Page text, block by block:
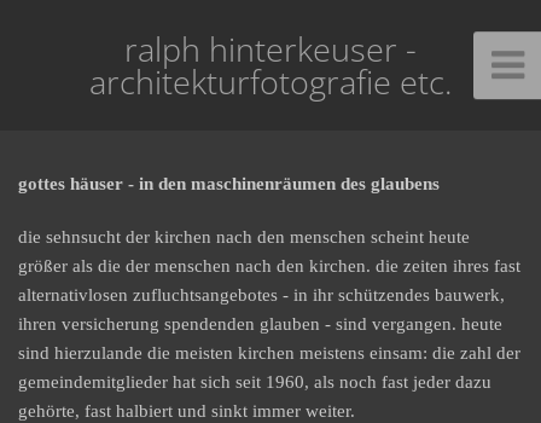
ralph hinterkeuser -
architekturfotografie etc.
gottes häuser - in den maschinenräumen des glaubens
die sehnsucht der kirchen nach den menschen scheint heute
größer als die der menschen nach den kirchen. die zeiten ihres fast
alternativlosen zufluchtsangebotes - in ihr schützendes bauwerk,
ihren versicherung spendenden glauben - sind vergangen. heute
sind hierzulande die meisten kirchen meistens einsam: die zahl der
gemeindemitglieder hat sich seit 1960, als noch fast jeder dazu
gehörte, fast halbiert und sinkt immer weiter.